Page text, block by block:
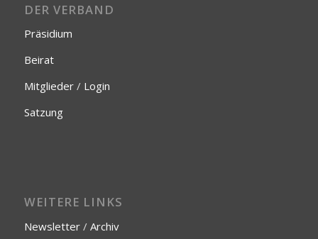
DER VERBAND
Präsidium
Beirat
Mitglieder/ Login
Satzung
WEITERE LINKS
Newsletter/ Archiv